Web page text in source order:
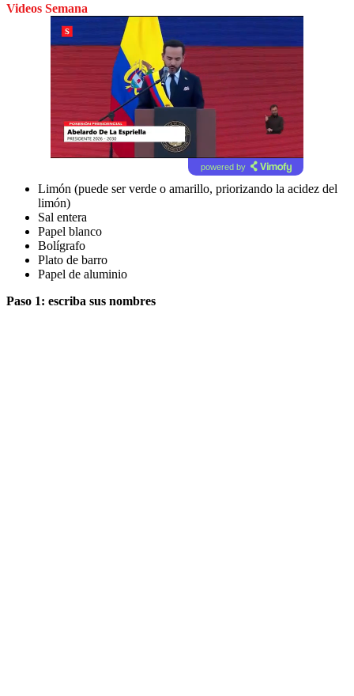
Videos Semana
powered by
Limón (puede ser verde o amarillo, priorizando la acidez del
limón)
Sal entera
Papel blanco
Bolígrafo
Plato de barro
Papel de aluminio
Paso 1: escriba sus nombres